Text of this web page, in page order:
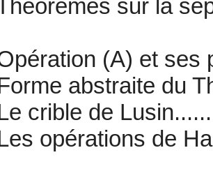
sur la
(A) et ses
abstraite du
crible de
opérations de